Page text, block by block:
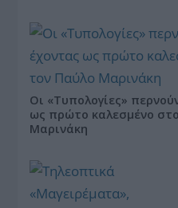
Οι «Τυπολογίες»
ως πρώτο καλεσμένο
Μαρινάκη